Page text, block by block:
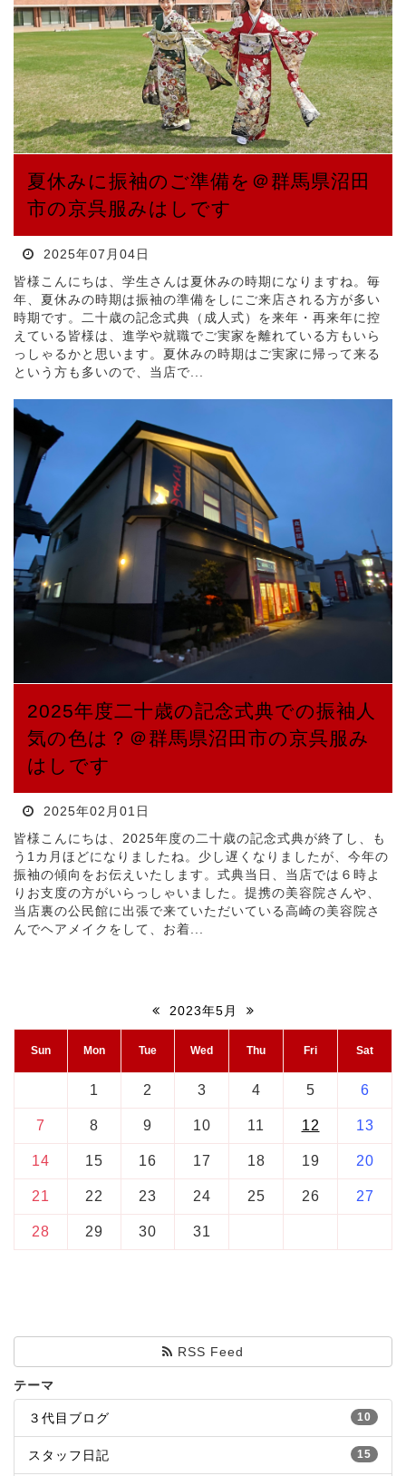
2023年5月
Sun Mon Tue Wed Thu Fri Sat
1 2 3 4 5 6
7 8 9 10 11 12 13
14 15 16 17 18 19 20
21 22 23 24 25 26 27
28 29 30 31
RSS Feed
テーマ
10
３代目ブログ
15
スタッフ日記
夏休みに振袖のご準備を＠群馬県沼田
市の京呉服みはしです
2025年07月04日
皆様こんにちは、学生さんは夏休みの時期になりますね。毎
年、夏休みの時期は振袖の準備をしにご来店される方が多い
時期です。二十歳の記念式典（成人式）を来年・再来年に控
えている皆様は、進学や就職でご実家を離れている方もいら
っしゃるかと思います。夏休みの時期はご実家に帰って来る
という方も多いので、当店で...
2025年度二十歳の記念式典での振袖人
気の色は？＠群馬県沼田市の京呉服み
はしです
2025年02月01日
皆様こんにちは、2025年度の二十歳の記念式典が終了し、も
う1カ月ほどになりましたね。少し遅くなりましたが、今年の
振袖の傾向をお伝えいたします。式典当日、当店では６時よ
りお支度の方がいらっしゃいました。提携の美容院さんや、
当店裏の公民館に出張で来ていただいている高崎の美容院さ
んでヘアメイクをして、お着...